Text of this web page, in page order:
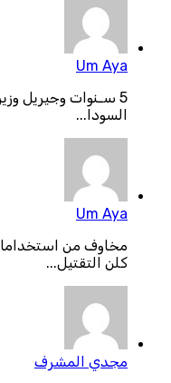
Um Aya
السودا...
Um Aya
مخاوف من
كلن التقتيل...
مجدي المشرف